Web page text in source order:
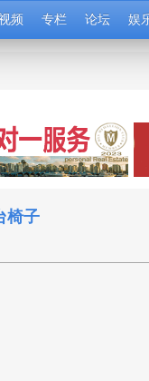
频 专栏 论坛 娱
椅子